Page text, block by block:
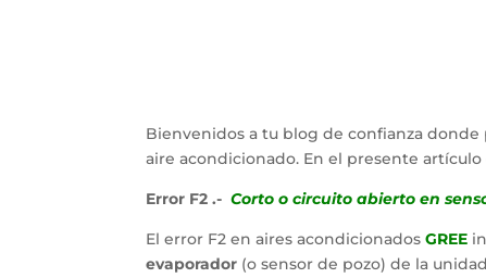
Bienvenidos a tu blog de confianza
aire acondicionado. En el presente
Error F2 .- Corto o circuito abierto en
El error F2 en aires acondicionadosGREE
evaporador (o sensor de pozo) de la